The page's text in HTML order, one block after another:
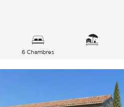
6 Chambres